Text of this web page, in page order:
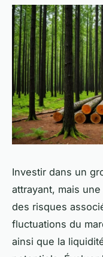
Investir dans un
attrayant, mais
des risques
fluctuations du
ainsi que la